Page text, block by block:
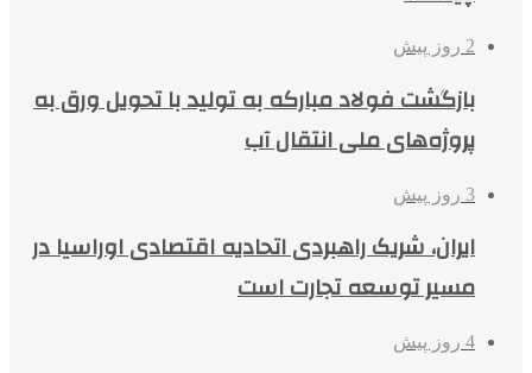
2 روز پیش
بازگشت فولاد مبارکه به تولید با تحویل ورق به
پروژه‌های ملی انتقال آب
3 روز پیش
ایران، شریک راهبردی اتحادیه اقتصادی اوراسیا در
مسیر توسعه تجارت است
4 روز پیش